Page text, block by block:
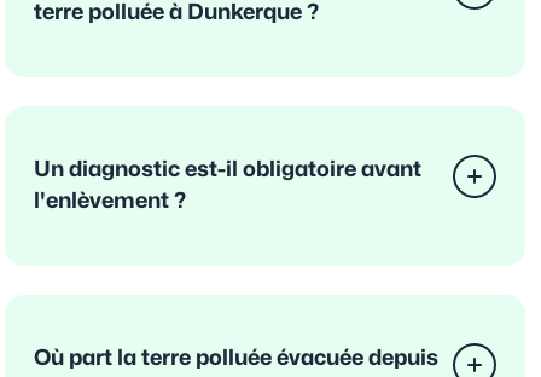
terre polluée à Dunkerque ?
Un diagnostic est-il obligatoire avant
l'enlèvement ?
Où part la terre polluée évacuée depuis